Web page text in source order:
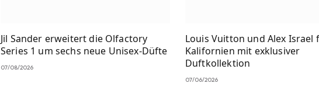
Jil Sander erweitert die Olfactory
Series 1 um sechs neue Unisex-Düfte
07/08/2026
Louis Vuitton und Alex Israel
Kalifornien mit exklusiver
Duftkollektion
07/06/2026